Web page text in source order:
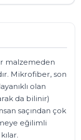
malzemeden
Mikrofiber, son
olan
da bilinir)
saçından çok
eğilimli